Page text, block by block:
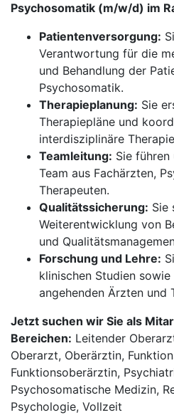
Psychosomatik (m/w/d) im
Patientenversorgung:
Verantwortung für die
und Behandlung der
Psychosomatik.
Therapieplanung: Sie
Therapiepläne und
interdisziplinäre
Teamleitung: Sie
Team aus Fachärzten,
Therapeuten.
Qualitätssicherung: Sie
Weiterentwicklung von
und
Forschung und Lehre:
klinischen Studien
angehenden Ärzten und
Jetzt suchen wir Sie als
Bereichen: Leitender
Oberarzt, Oberärztin,
Funktionsoberärztin,
Psychosomatische Medizin,
Psychologie, Vollzeit